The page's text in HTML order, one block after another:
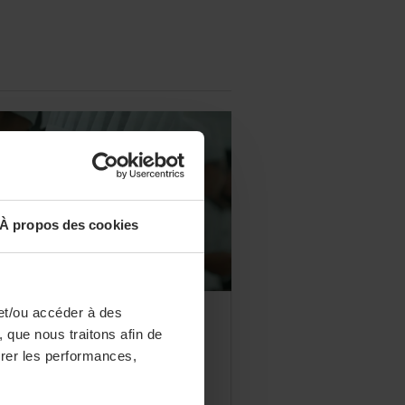
À propos des cookies
ou accéder à des
nous traitons afin de
les performances,
ministre du Travail
le maintien des